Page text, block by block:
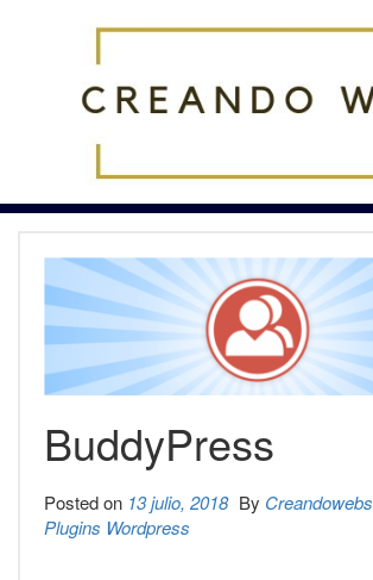
BuddyPress
Posted on 13 julio, 2018 By Creandowebs
Plugins Wordpress